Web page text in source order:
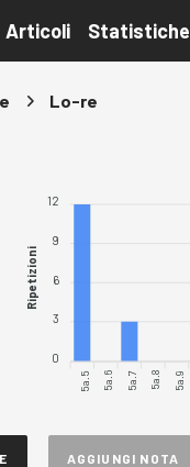
Articoli Statistiche
Lo-re
12
9
6
3
0
Ripetizioni
5a.5 5a.6 5a.7 5a.8 5a.9
AGGIUNGI NOTA